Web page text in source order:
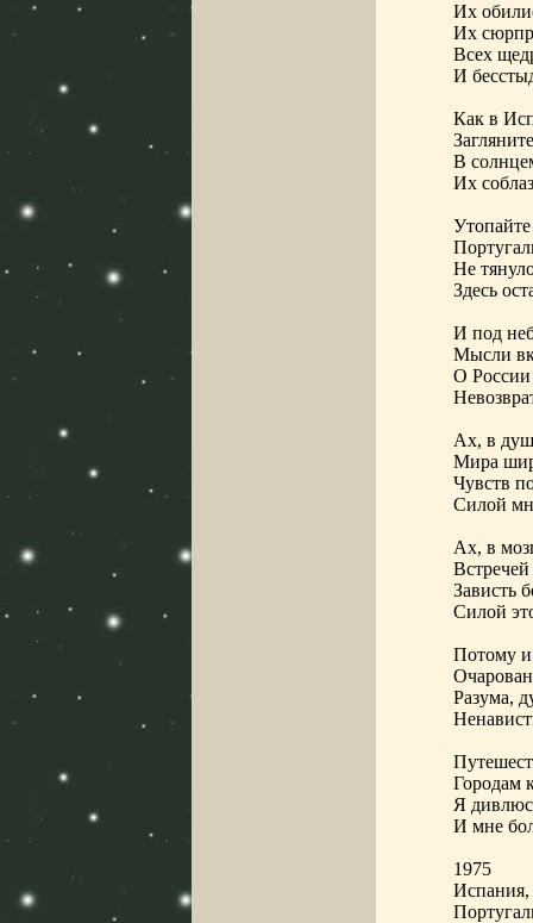
Их
Их
Всех
И
Как в
В
Их
Утопайте
Не
Здесь
И под
Мысли
О России
Ах, в
Мира
Чувств
Силой
Ах, в
Зависть
Силой
Потому и
Разума,
Городам
Я
И мне
1975
Испания,